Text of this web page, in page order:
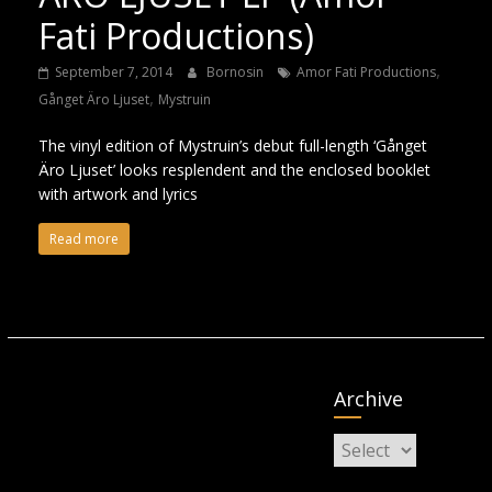
Fati Productions)
September 7, 2014 Bornosin Amor Fati Productions,
Gånget Äro Ljuset, Mystruin
The vinyl edition of Mystruin’s debut full-length ‘Gånget
Äro Ljuset’ looks resplendent and the enclosed booklet
with artwork and lyrics
Read more
Archive
Archive